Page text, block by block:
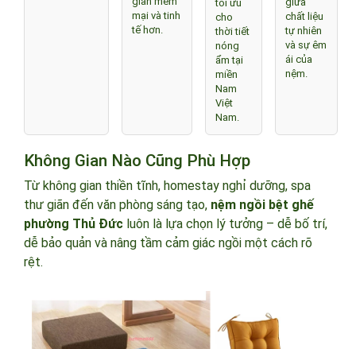
mại và tinh
tế hơn.
tối ưu
cho
thời tiết
nóng
ẩm tại
miền
Nam
Việt
Nam.
chất liệu
tự nhiên
và sự êm
ái của
nệm.
Không Gian Nào Cũng Phù Hợp
Từ không gian thiền tĩnh, homestay nghỉ dưỡng, spa
thư giãn đến văn phòng sáng tạo, nệm ngồi bệt ghế
phường Thủ Đức luôn là lựa chọn lý tưởng – dễ bố trí,
dễ bảo quản và nâng tầm cảm giác ngồi một cách rõ
rệt.